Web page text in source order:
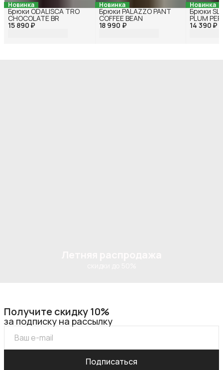
Новинка
15 890 ₽
Брюки ODALISCA TRO
CHOCOLATE BR
Новинка
18 990 ₽
Брюки PALAZZO PANT
COFFEE BEAN
Новинка
14 390 ₽
Брюки
PLUM
Получите скидку 10%
за подписку на рассылку
Подписаться